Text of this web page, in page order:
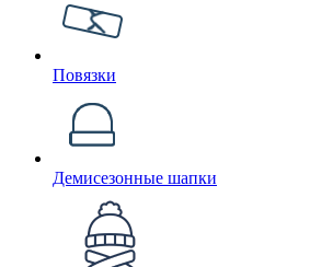
Повязки
Демисезонные шапки